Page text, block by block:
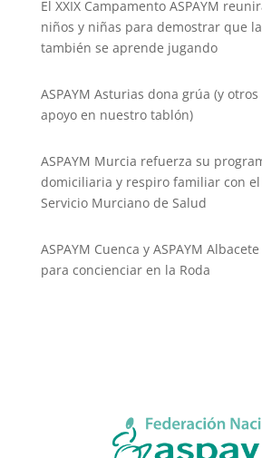
El XXIX Campamento ASPAYM
niños y niñas para demostrar que
también se aprende jugando
ASPAYM Asturias dona grúa (y
apoyo en nuestro tablón)
ASPAYM Murcia refuerza su
domiciliaria y respiro familiar con el
Servicio Murciano de Salud
ASPAYM Cuenca y ASPAYM
para concienciar en la Roda